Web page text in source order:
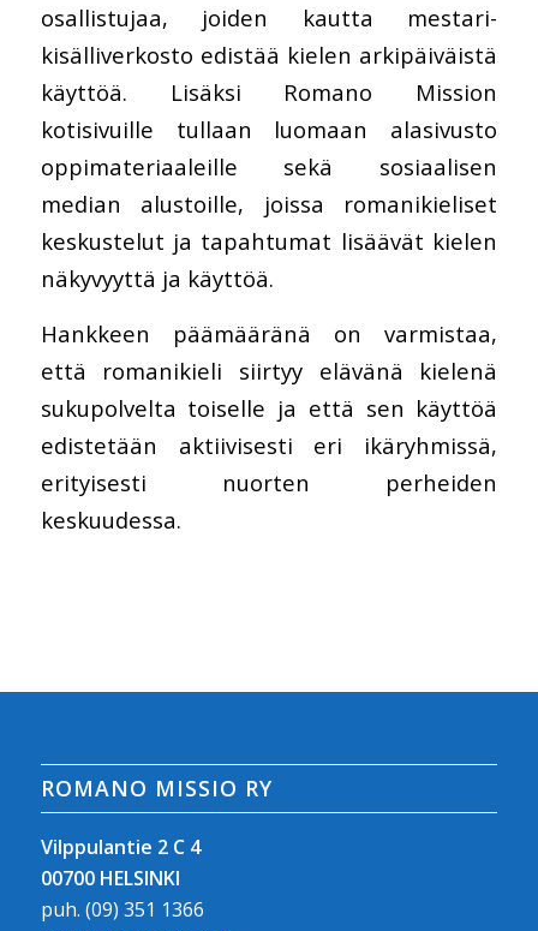
osallistujaa, joiden kautta mestari-
kisälliverkosto edistää kielen arkipäiväistä
käyttöä. Lisäksi Romano Mission
kotisivuille tullaan luomaan alasivusto
oppimateriaaleille sekä sosiaalisen
median alustoille, joissa romanikieliset
keskustelut ja tapahtumat lisäävät kielen
näkyvyyttä ja käyttöä.
Hankkeen päämääränä on varmistaa,
että romanikieli siirtyy elävänä kielenä
sukupolvelta toiselle ja että sen käyttöä
edistetään aktiivisesti eri ikäryhmissä,
erityisesti nuorten perheiden
keskuudessa.
ROMANO MISSIO RY
Vilppulantie 2 C 4
00700 HELSINKI
puh. (09) 351 1366